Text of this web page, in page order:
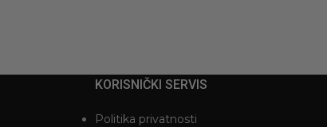
KORISNIČKI SERVIS
Politika privatnosti